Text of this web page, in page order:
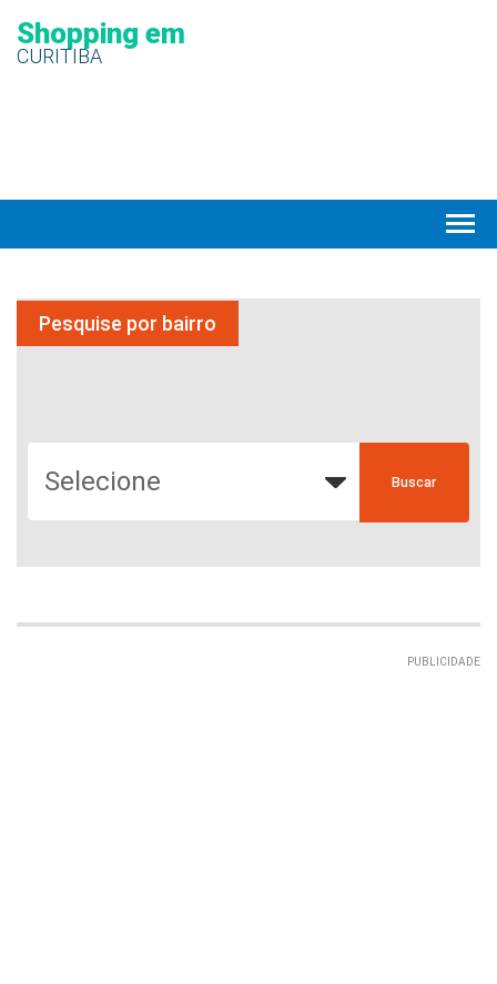
Shopping em
CURITIBA
Pesquise por bairro
PUBLICIDADE